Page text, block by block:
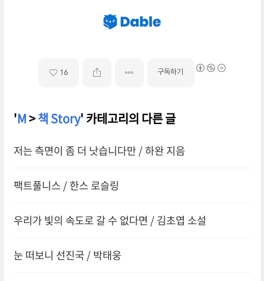
16 구독하기
'M>책 Story' 카테고리의 다른 글
저는 측면이 좀 더 낫습니다만 / 하완 지음
팩트풀니스 / 한스 로슬링
우리가 빛의 속도로 갈 수 없다면 / 김초엽 소설
눈 떠보니 선진국 / 박태웅